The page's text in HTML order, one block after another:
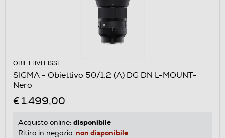
OBIETTIVI FISSI
SIGMA - Obiettivo 50/1.2 (A) DG DN L-MOUNT-
Nero
€ 1.499,00
Acquisto online: disponibile
Ritiro in negozio: non disponibile